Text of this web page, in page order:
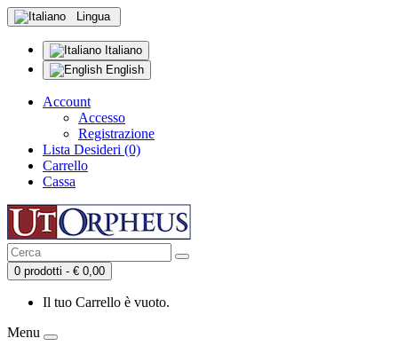
Lingua
Italiano
English
Account
Accesso
Registrazione
Lista Desideri (0)
Carrello
Cassa
0 prodotti - € 0,00
Il tuo Carrello è vuoto.
Menu